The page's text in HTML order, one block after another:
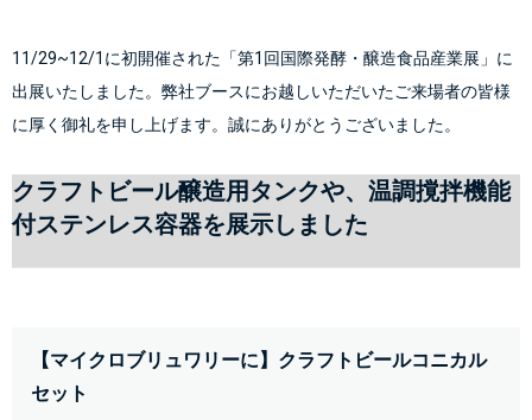
11/29~12/1に初開催された「第1回国際発酵・醸造食品産業展」に
出展いたしました。弊社ブースにお越しいただいたご来場者の皆様
に厚く御礼を申し上げます。誠にありがとうございました。
クラフトビール醸造用タンクや、温調撹拌機能
付ステンレス容器を展示しました
【マイクロブリュワリーに】クラフトビールコニカル
セット